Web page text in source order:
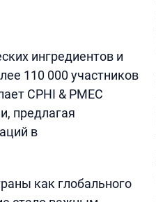
ингредиентов и
110 000 участников
CPHI & PMEC
предлагая
в
как глобального